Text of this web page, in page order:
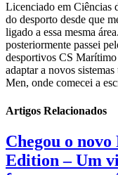
Licenciado em Ciências
do desporto desde que
ligado a essa mesma
posteriormente passei
desportivos CS Marítimo
adaptar a novos
Men, onde comecei a
Artigos Relacionados
Chegou o
Edition – Um